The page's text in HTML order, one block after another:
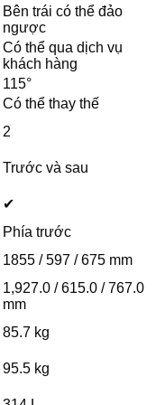
Bên trái có thể đảo
ngược
Có thể qua dịch vụ
khách hàng
115°
Có thể thay thế
2
Trước và sau
✔
Phía trước
1855 / 597 / 675 mm
1,927.0 / 615.0 / 767.0
mm
85.7 kg
95.5 kg